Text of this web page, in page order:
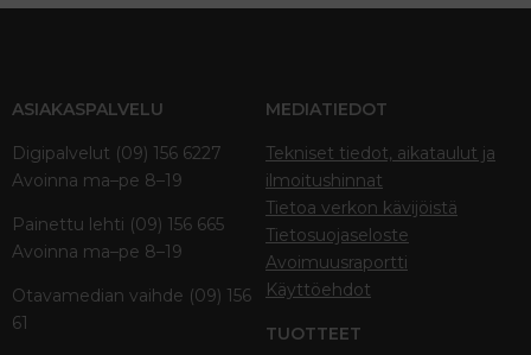
ASIAKASPALVELU
Digipalvelut (09) 156 6227
Avoinna ma–pe 8–19
Painettu lehti (09) 156 665
Avoinna ma–pe 8–19
Otavamedian vaihde (09) 156
61
MEDIATIEDOT
Tekniset tiedot, aikataulut ja
ilmoitushinnat
Tietoa verkon kävijöistä
Tietosuojaseloste
Avoimuusraportti
Käyttöehdot
TUOTTEET